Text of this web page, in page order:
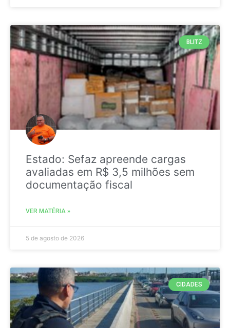
BLITZ
Estado: Sefaz apreende cargas
avaliadas em R$ 3,5 milhões sem
documentação fiscal
VER MATÉRIA »
5 de agosto de 2026
CIDADES